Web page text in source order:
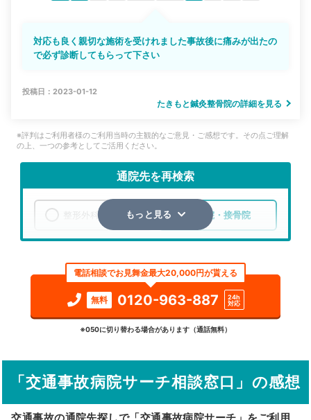
対応も良く親切な施術を受けれました事故後に痛みが出たの
で必ず診断してもらって下さい
投稿日：2023-01-12
たきもと鍼灸整骨院の詳細を見る
※評判はご利用者様のご利用当時の主観的なご意見・ご感想です。その点ご理解
の上、一つの参考としてご活用ください。
通院先を再検索
整形外科 整骨院・接骨院
検索する
詳細条件で絞り込む
駅から探す 院名から探す
もっと見る
電話相談でお見舞金最大20,000円が貰える
無料 0120-963-887
24h
対応
※050に切り替わる場合があります（通話無料）
「交通事故病院サーチ相談窓口」の感想